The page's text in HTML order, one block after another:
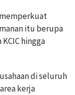
itu berupa
hingga
di seluruh
kerja